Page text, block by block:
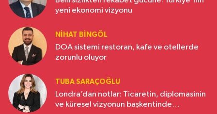
yeni ekonomi vizyonu
NIHAT BINGÖL
DOA sistemi restoran, kafe ve otellerde
zorunlu oluyor
TUBA SARAÇOĞLU
Londra’dan notlar: Ticaretin, diplomasinin
ve küresel vizyonun başkentinde